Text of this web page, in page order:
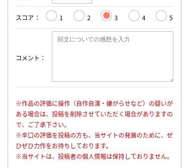
スコア 1 2 3 4 5
コメント
※作品の評価に操作（自作自演・嫌がらせなど）の疑いが
ある場合は、投稿を削除させていただく場合がありますの
で、ご了承下さい。
※辛口の評価を投稿の方も、当サイトの発展のために、ぜ
ひぜひ力作をお待ちしております。
※当サイトは、投稿者の個人情報は保持しておりません。